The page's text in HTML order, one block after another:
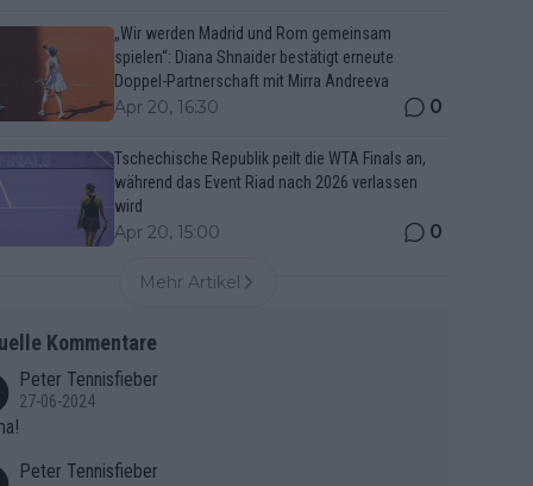
„Wir werden Madrid und Rom gemeinsam
spielen“: Diana Shnaider bestätigt erneute
Doppel-Partnerschaft mit Mirra Andreeva
Apr 20, 16:30 0
Tschechische Republik peilt die WTA Finals an,
während das Event Riad nach 2026 verlassen
wird
Apr 20, 15:00 0
Mehr Artikel
Kommentare
Peter Tennisfieber
27-06-2024
Peter Tennisfieber